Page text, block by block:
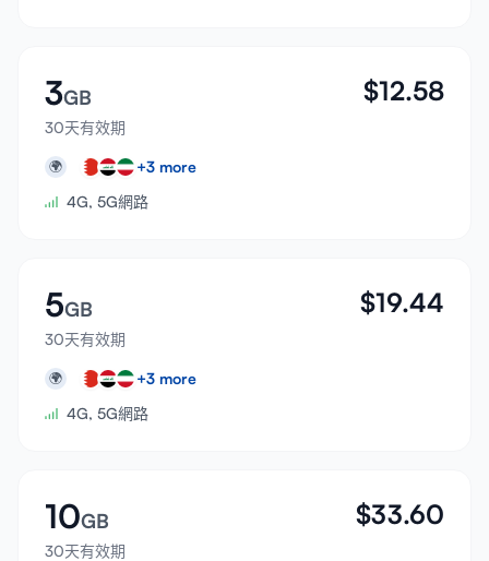
3GB
30天有效期
$12.58
🌍 +3 more
4G, 5G網路
5GB
30天有效期
$19.44
🌍 +3 more
4G, 5G網路
10GB
30天有效期
$33.60